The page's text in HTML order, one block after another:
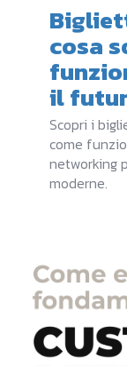
cosa
il
Scopri i
come
networking
moderne.